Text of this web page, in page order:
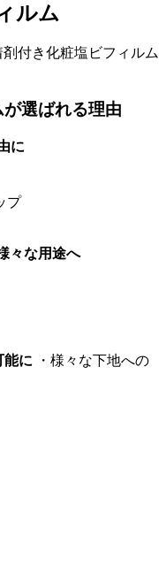
ルム
付き化粧塩ビフィルム
選ばれる理由
に
プ
々な用途へ
に ・様々な下地への